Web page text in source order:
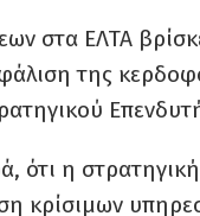
στα ΕΛΤΑ
της
ότι η
κρίσιμων